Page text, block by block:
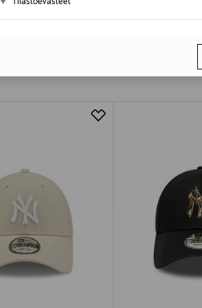
Tilastoevästeet